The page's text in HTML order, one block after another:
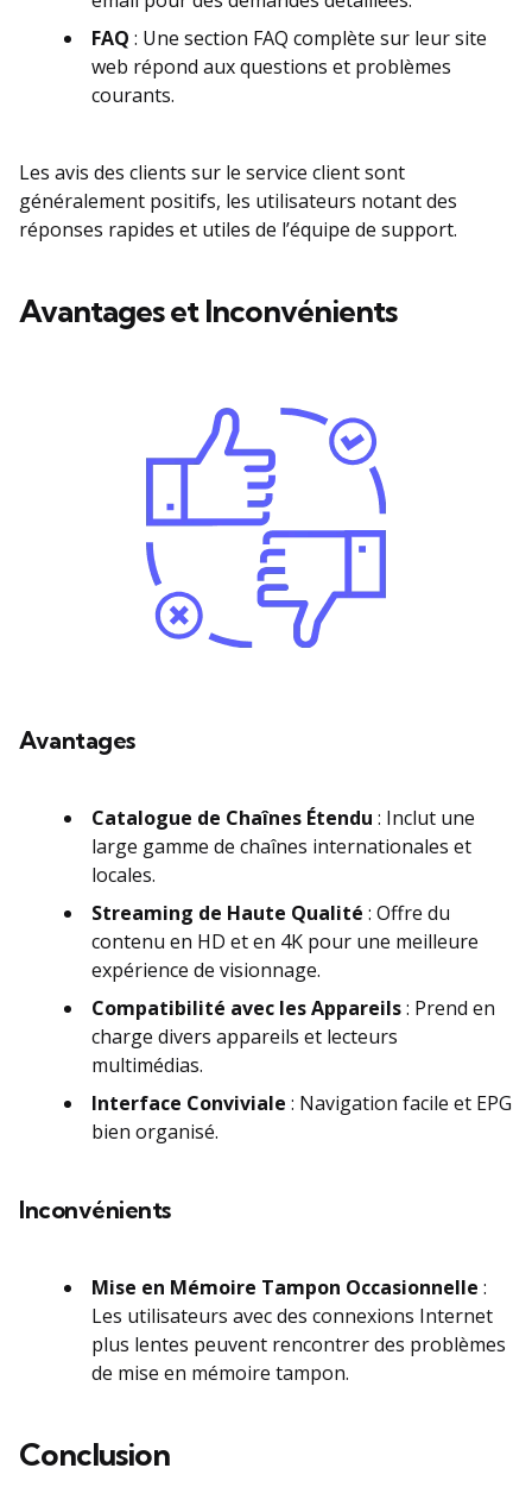
FAQ : Une section FAQ complète sur leur site
web répond aux questions et problèmes
courants.
Les avis des clients sur le service client sont
généralement positifs, les utilisateurs notant des
réponses rapides et utiles de l’équipe de support.
Avantages et Inconvénients
Avantages
Catalogue de Chaînes Étendu : Inclut une
large gamme de chaînes internationales et
locales.
Streaming de Haute Qualité : Offre du
contenu en HD et en 4K pour une meilleure
expérience de visionnage.
Compatibilité avec les Appareils: Prend en
charge divers appareils et lecteurs
multimédias.
Interface Conviviale : Navigation facile et EPG
bien organisé.
Inconvénients
Mise en Mémoire Tampon Occasionnelle :
Les utilisateurs avec des connexions Internet
plus lentes peuvent rencontrer des problèmes
de mise en mémoire tampon.
Conclusion